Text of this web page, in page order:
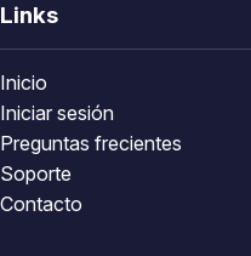
Links
Inicio
Iniciar sesión
Preguntas frecientes
Soporte
Contacto